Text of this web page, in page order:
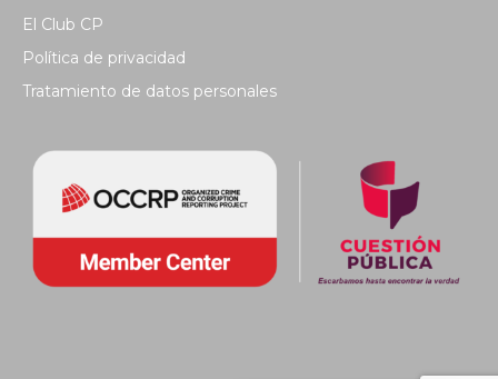
El Club CP
Política de privacidad
Tratamiento de datos personales